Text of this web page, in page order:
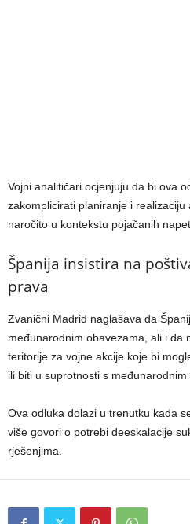
Vojni analitičari ocjenjuju da bi ova
zakomplicirati planiranje i realizaciju
naročito u kontekstu pojačanih
Španija insistira na
prava
Zvanični Madrid naglašava da
međunarodnim obavezama, ali i da
teritorije za vojne akcije koje bi
ili biti u suprotnosti s međunarodnim
Ova odluka dolazi u trenutku kada
više govori o potrebi deeskalacije
rješenjima.